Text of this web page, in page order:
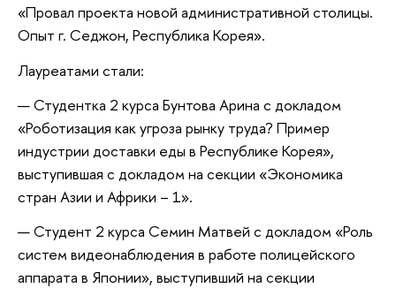
«Провал проекта новой административной столицы.
Опыт г. Седжон, Республика Корея».
Лауреатами стали:
Студентка 2 курса Бунтова Арина с докладом
«Роботизация как угроза рынку труда? Пример
индустрии доставки еды в Республике Корея»,
выступившая с докладом на секции «Экономика
стран Азии и Африки – 1».
Студент 2 курса Семин Матвей с докладом «Роль
систем видеонаблюдения в работе полицейского
аппарата в Японии», выступивший на секции